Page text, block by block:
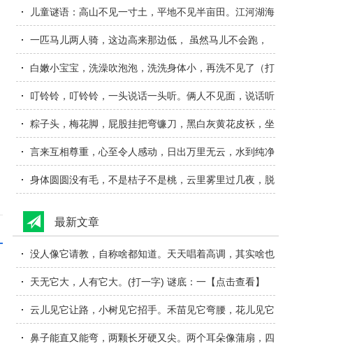
哥哥一圈才..
儿童谜语：高山不见一寸土，平地不见半亩田。江河湖海
没有水，世..
一匹马儿两人骑，这边高来那边低， 虽然马儿不会跑，
两人骑着笑..
白嫩小宝宝，洗澡吹泡泡，洗洗身体小，再洗不见了（打
一生活用品..
叮铃铃，叮铃铃，一头说话一头听。俩人不见面，说话听
得清。(打..
粽子头，梅花脚，屁股挂把弯镰刀，黑白灰黄花皮袄，坐
着反比站着..
言来互相尊重，心至令人感动，日出万里无云，水到纯净
透明。(打..
身体圆圆没有毛，不是桔子不是桃，云里雾里过几夜，脱
最新文章
没人像它请教，自称啥都知道。天天唱着高调，其实啥也
不晓。(打..
天无它大，人有它大。(打一字) 谜底：一【点击查看】
云儿见它让路，小树见它招手。禾苗见它弯腰，花儿见它
点头。(打..
鼻子能直又能弯，两颗长牙硬又尖。两个耳朵像蒲扇，四